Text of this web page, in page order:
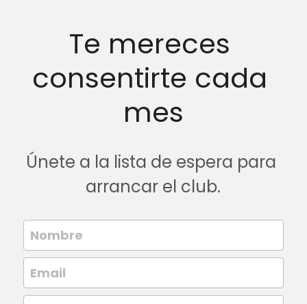
Te mereces
consentirte cada
mes
Únete a la lista de espera para
arrancar el club.
Nombre
Email